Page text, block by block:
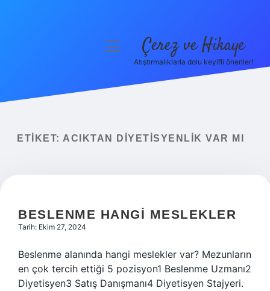
Yasal Uyarı
menüyü Çerez ve Hikaye
Atıştırmalıklarla dolu keyifli öneriler!
ETIKET: ACIKTAN DIYETISYENLIK VAR MI
BESLENME HANGI MESLEKLER
Tarih: Ekim 27, 2024
Beslenme alanında hangi meslekler var? Mezunların
en çok tercih ettiği 5 pozisyon1 Beslenme Uzmanı2
Diyetisyen3 Satış Danışmanı4 Diyetisyen Stajyeri.